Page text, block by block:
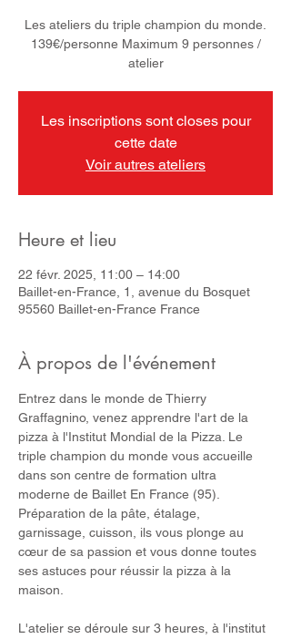
Les ateliers du triple champion du monde.
139€/personne Maximum 9 personnes /
atelier
Les inscriptions sont closes pour
cette date
Voir autres ateliers
Heure et lieu
22 févr. 2025, 11:00 – 14:00
Baillet-en-France, 1, avenue du Bosquet
95560 Baillet-en-France France
À propos de l'événement
Entrez dans le monde de Thierry
Graffagnino, venez apprendre l'art de la
pizza à l'Institut Mondial de la Pizza. Le
triple champion du monde vous accueille
dans son centre de formation ultra
moderne de Baillet En France (95).
Préparation de la pâte, étalage,
garnissage, cuisson, ils vous plonge au
cœur de sa passion et vous donne toutes
ses astuces pour réussir la pizza à la
maison.
L'atelier se déroule sur 3 heures, à l'institut